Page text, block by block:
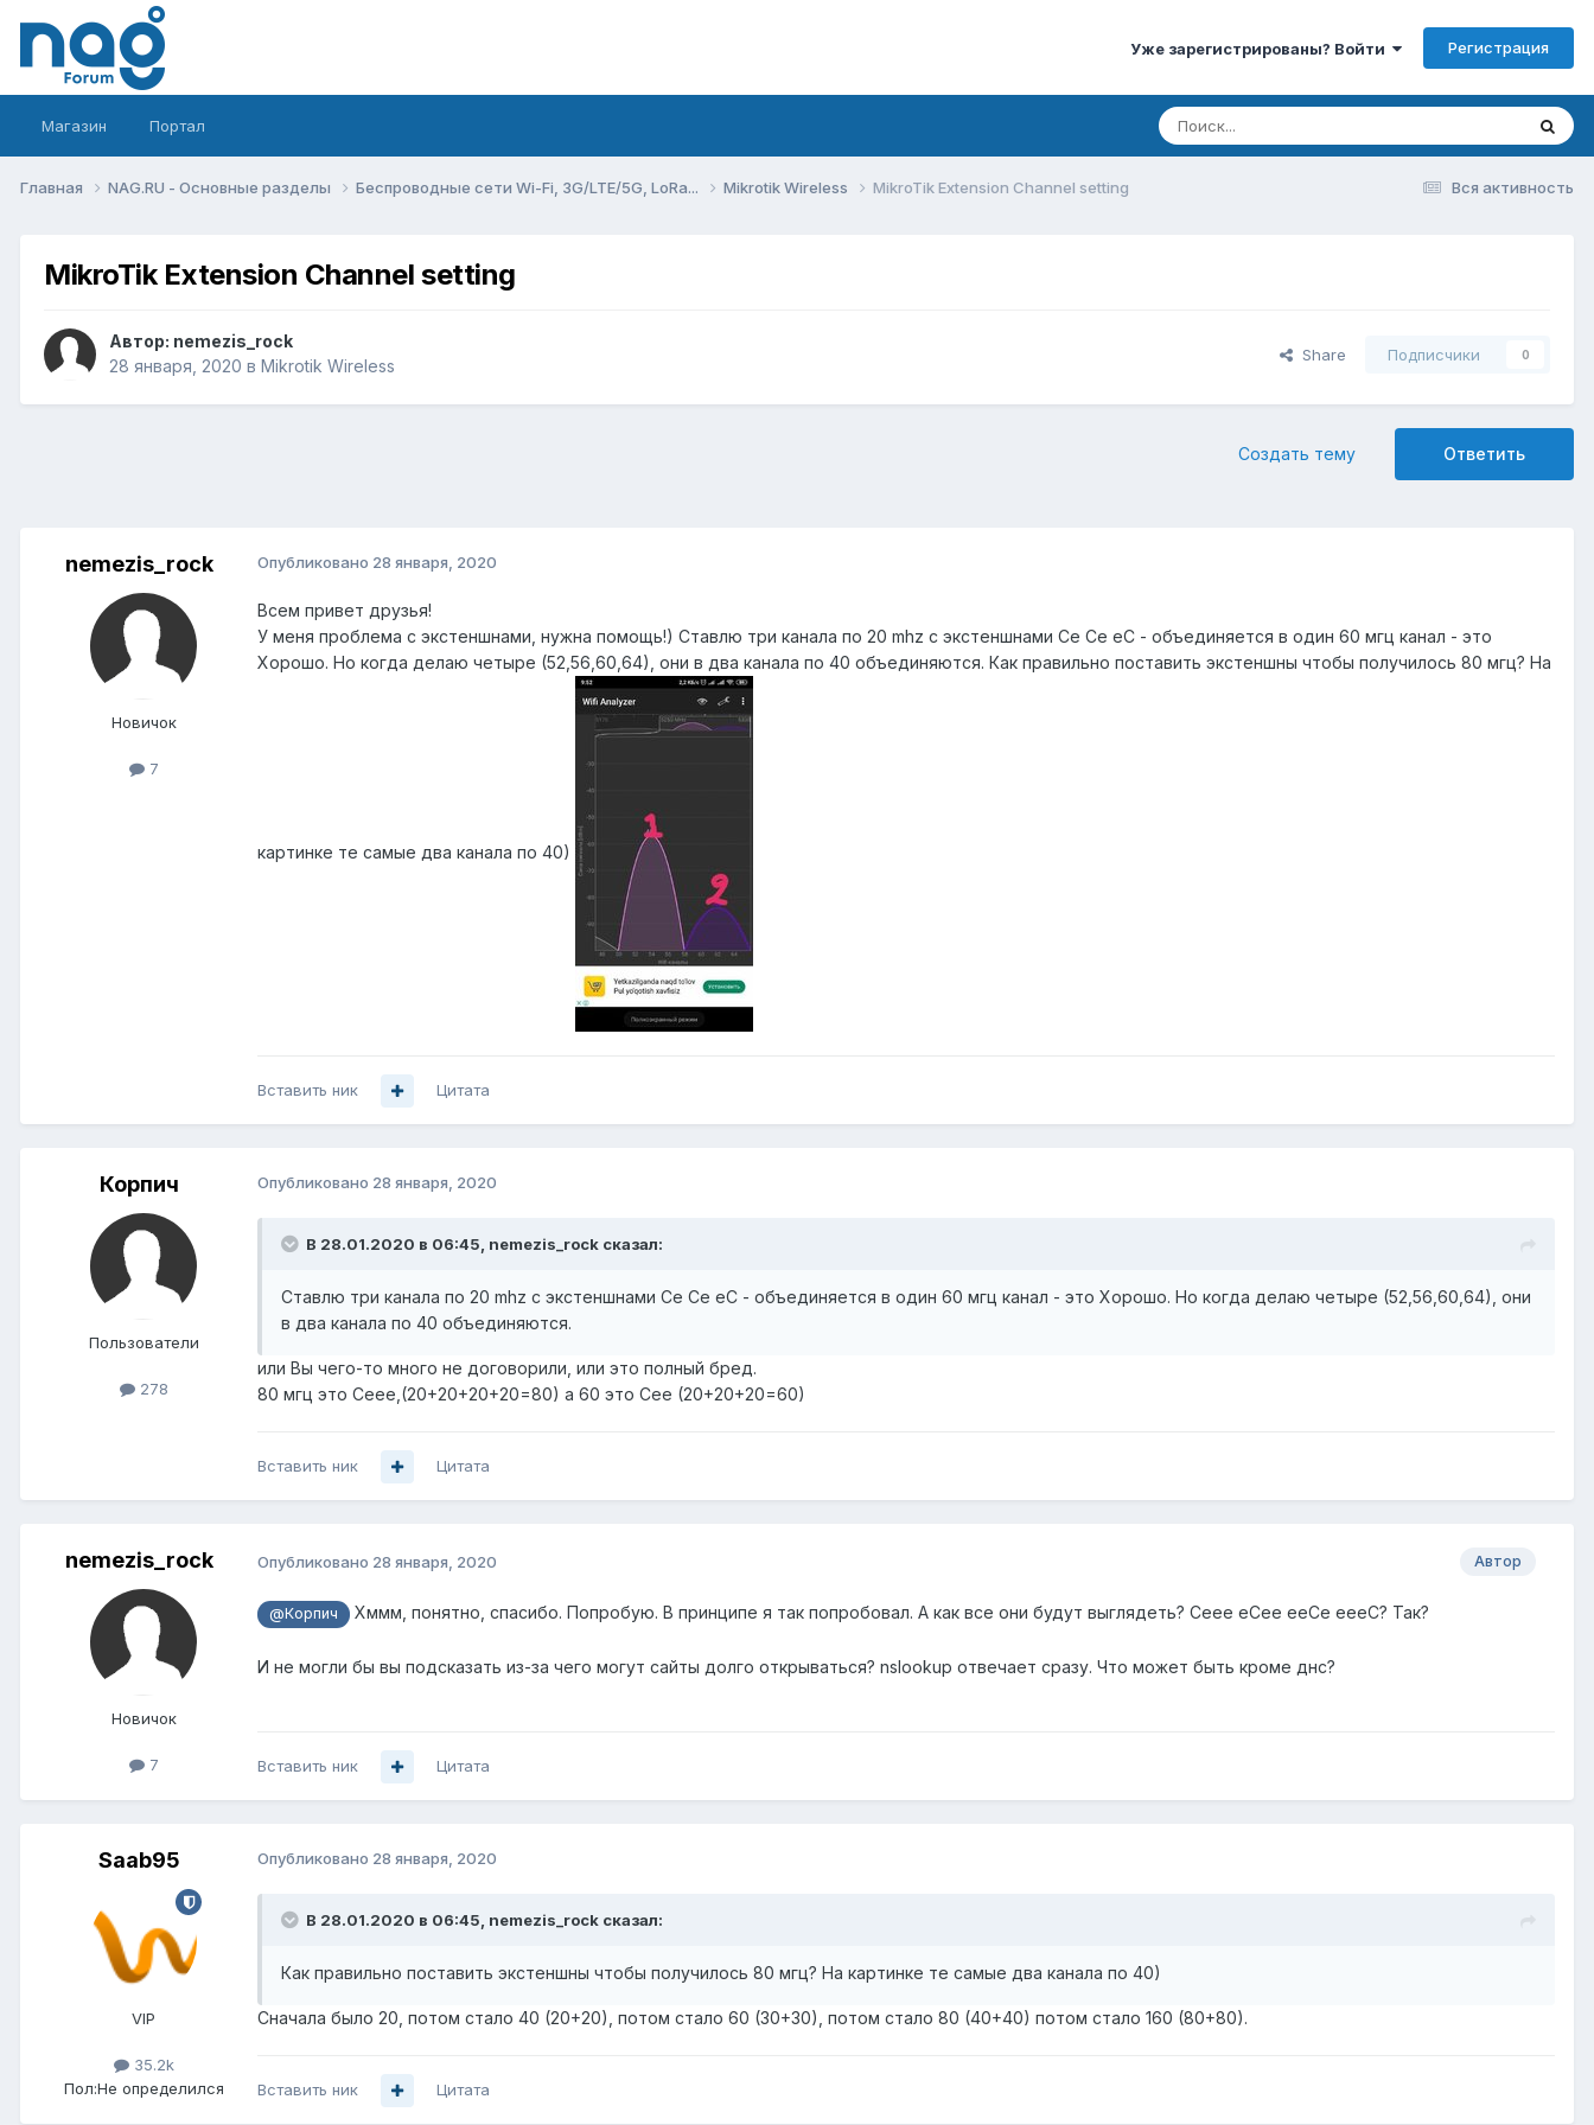
Уже зарегистрированы? Войти Регистрация
Магазин Портал
Вся активность
Главная NAG.RU - Основные разделы Беспроводные сети Wi-Fi, 3G/LTE/5G, LoRa... Mikrotik Wireless MikroTik Extension Channel setting
MikroTik Extension Channel setting
Автор: nemezis_rock
28 января, 2020 в Mikrotik Wireless
Share Подписчики 0
Ответить
Создать тему
nemezis_rock
Новичок
7
Опубликовано 28 января, 2020
Всем привет друзья!
У меня проблема с экстеншнами, нужна помощь!) Ставлю три канала по 20 mhz с экстеншнами Се Се еС - объединяется в один 60 мгц канал - это
Хорошо. Но когда делаю четыре (52,56,60,64), они в два канала по 40 объединяются. Как правильно поставить экстеншны чтобы получилось 80 мгц? На
картинке те самые два канала по 40)
Вставить ник Цитата
Корпич
Пользователи
278
Опубликовано 28 января, 2020
В 28.01.2020 в 06:45, nemezis_rock сказал:
Ставлю три канала по 20 mhz с экстеншнами Се Се еС - объединяется в один 60 мгц канал - это Хорошо. Но когда делаю четыре (52,56,60,64), они
в два канала по 40 объединяются.
или Вы чего-то много не договорили, или это полный бред.
80 мгц это Сеее,(20+20+20+20=80) а 60 это Сее (20+20+20=60)
Вставить ник Цитата
nemezis_rock
Новичок
7
Автор
Опубликовано 28 января, 2020
@Корпич Хммм, понятно, спасибо. Попробую. В принципе я так попробовал. А как все они будут выглядеть? Сеее еСее ееСе еееС? Так?
И не могли бы вы подсказать из-за чего могут сайты долго открываться? nslookup отвечает сразу. Что может быть кроме днс?
Вставить ник Цитата
Saab95
VIP
35.2k
Пол:Не определился
Опубликовано 28 января, 2020
В 28.01.2020 в 06:45, nemezis_rock сказал:
Как правильно поставить экстеншны чтобы получилось 80 мгц? На картинке те самые два канала по 40)
Сначала было 20, потом стало 40 (20+20), потом стало 60 (30+30), потом стало 80 (40+40) потом стало 160 (80+80).
Вставить ник Цитата